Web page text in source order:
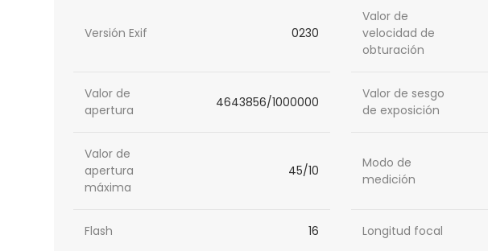
Versión Exif 0230
Valor de
velocidad de
obturación
Valor de
apertura
4643856/1000000
Valor de sesgo
de exposición
Valor de
apertura
máxima
45/10
Modo de
medición
Flash 16 Longitud focal